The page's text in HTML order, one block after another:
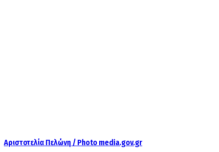
Αριστοτελία Πελώνη / Photo media.gov.gr